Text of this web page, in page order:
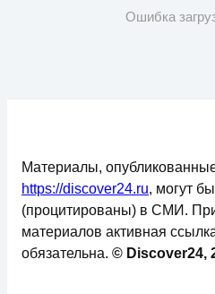
Ошибка
Материалы,
https://discover24.ru, могут
(процитированы) в СМИ.
материалов активная
обязательна. © Discover24,